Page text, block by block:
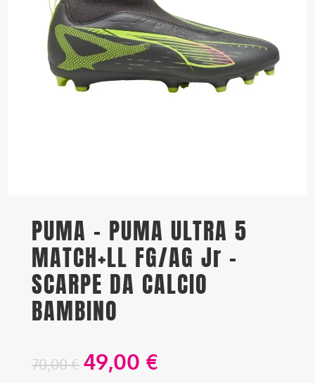
PUMA – PUMA ULTRA 5
MATCH+LL FG/AG Jr –
SCARPE DA CALCIO
BAMBINO
70,00€ 49,00 €